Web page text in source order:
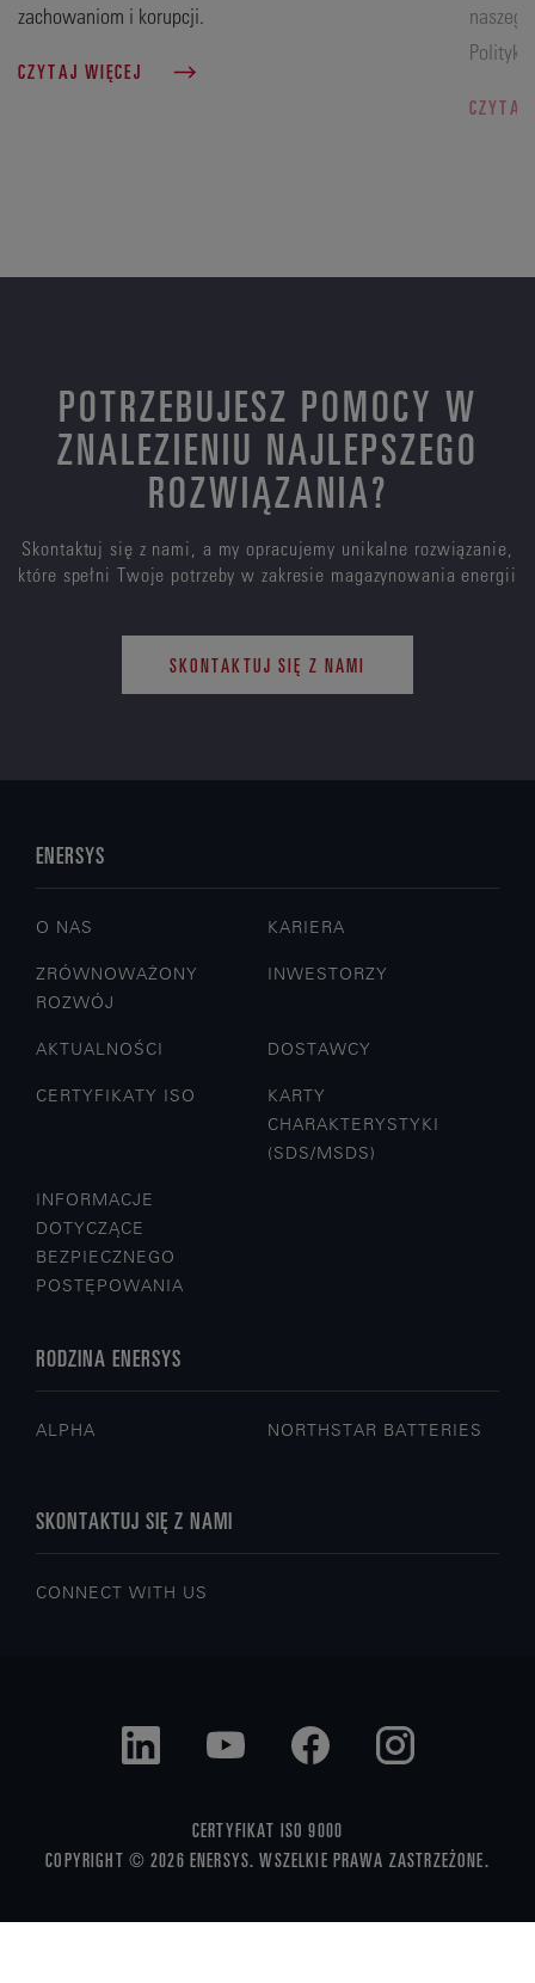
zachowaniom i korupcji.
CZYTAJ WIĘCEJ
Polityki
POTRZEBUJESZ POMOCY W
ZNALEZIENIU NAJLEPSZEGO
ROZWIĄZANIA?
Skontaktuj się z nami, a my opracujemy unikalne rozwiązanie,
które spełni Twoje potrzeby w zakresie magazynowania energii
SKONTAKTUJ SIĘ Z NAMI
ENERSYS
O NAS KARIERA
ZRÓWNOWAŻONY
ROZWÓJ
INWESTORZY
AKTUALNOŚCI DOSTAWCY
CERTYFIKATY ISO
KARTY
CHARAKTERYSTYKI
(SDS/MSDS)
INFORMACJE
DOTYCZĄCE
BEZPIECZNEGO
POSTĘPOWANIA
RODZINA ENERSYS
ALPHA NORTHSTAR BATTERIES
SKONTAKTUJ SIĘ Z NAMI
CONNECT WITH US
CERTYFIKAT ISO 9000
COPYRIGHT © 2026 ENERSYS. WSZELKIE PRAWA ZASTRZEŻONE.